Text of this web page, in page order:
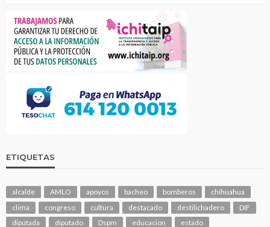
ETIQUETAS
alcalde AMLO apoyos bacheo bomberos
chihuahua
clima
congreso cultura destacado destilichadero
DIF
diputada
diputado Dspm educacion
estado